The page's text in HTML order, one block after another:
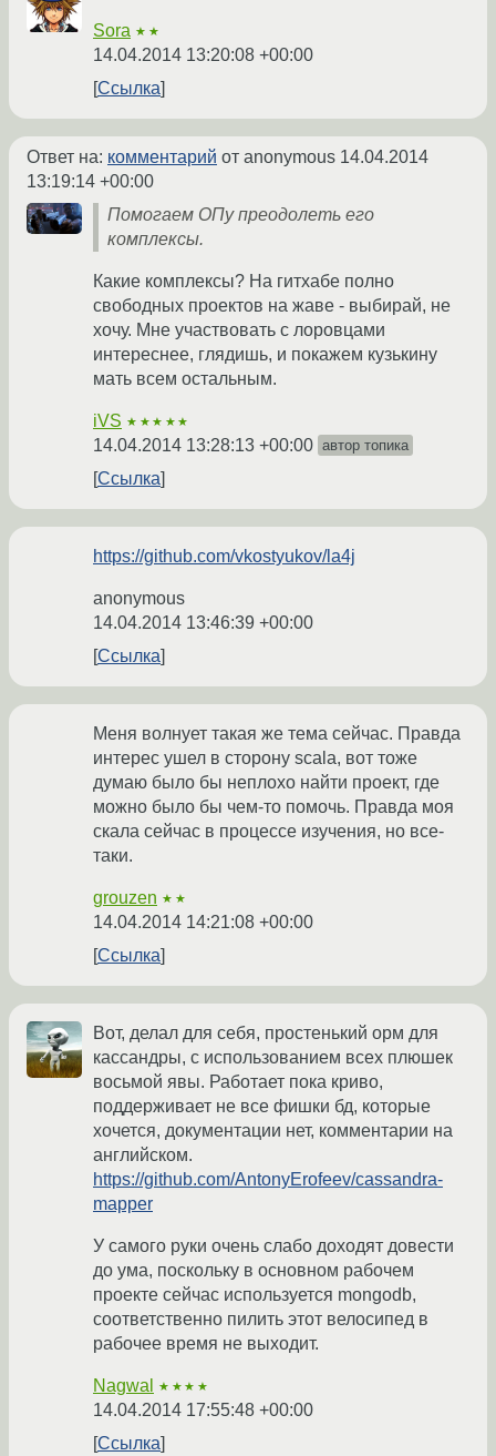
Sora ★★
14.04.2014 13:20:08 +00:00
Ссылка
Ответ на: комментарий от anonymous 14.04.2014
13:19:14 +00:00
Помогаем ОПу преодолеть его
комплексы.
Какие комплексы? На гитхабе полно
свободных проектов на жаве - выбирай, не
хочу. Мне участвовать с лоровцами
интереснее, глядишь, и покажем кузькину
мать всем остальным.
iVS ★★★★★
14.04.2014 13:28:13 +00:00 автор топика
Ссылка
https://github.com/vkostyukov/la4j
anonymous
14.04.2014 13:46:39 +00:00
Ссылка
Меня волнует такая же тема сейчас. Правда
интерес ушел в сторону scala, вот тоже
думаю было бы неплохо найти проект, где
можно было бы чем-то помочь. Правда моя
скала сейчас в процессе изучения, но все-
таки.
grouzen ★★
14.04.2014 14:21:08 +00:00
Ссылка
Вот, делал для себя, простенький орм для
кассандры, с использованием всех плюшек
восьмой явы. Работает пока криво,
поддерживает не все фишки бд, которые
хочется, документации нет, комментарии на
английском.
https://github.com/AntonyErofeev/cassandra-
mapper
У самого руки очень слабо доходят довести
до ума, поскольку в основном рабочем
проекте сейчас используется mongodb,
соответственно пилить этот велосипед в
рабочее время не выходит.
Nagwal ★★★★
14.04.2014 17:55:48 +00:00
Ссылка